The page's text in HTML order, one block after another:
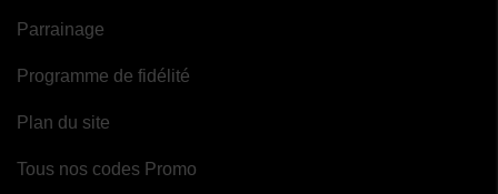
Parrainage
Programme de fidélité
Plan du site
Tous nos codes Promo